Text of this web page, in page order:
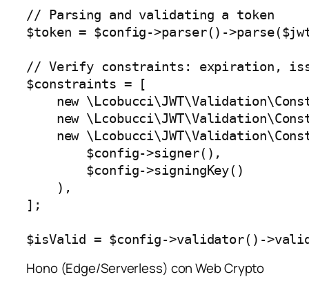
// Parsing and validating a token
$token = $config->parser()-
// Verify constraints: expiration,
$constraints = [
new
new
new
        $config->signer(),
        $config->signingKey()
    ),
];
Hono (Edge/Serverless) con Web Crypto